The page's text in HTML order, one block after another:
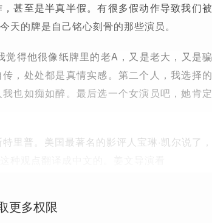
甚至是半真半假。有很多假动作导致我们被
天的牌是自己铭心刻骨的那些演员。
得他很像纸牌里的老A，又是老大，又是骗
，处处都是真情实感。第二个人，我选择的
也如痴如醉。最后选一个女演员吧，她肯定
里普。美国最著名的影评人宝琳·凯尔说了，
更多权限